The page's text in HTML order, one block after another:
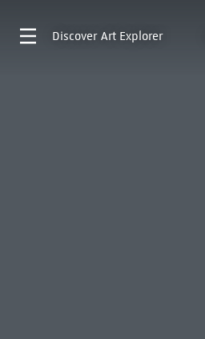
Discover Art Explorer